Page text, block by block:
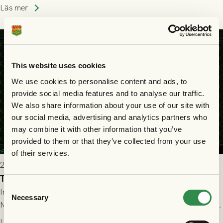
This website uses cookies
We use cookies to personalise content and ads, to
provide social media features and to analyse our traffic.
We also share information about your use of our site with
our social media, advertising and analytics partners who
may combine it with other information that you’ve
provided to them or that they’ve collected from your use
of their services.
Selection
Necessary
halvtidsvilan sjönk tempot när Nordsjälland tilläts ha mer av
seger! Matchfoto: Mikael Josefsson & Lasse Ekström
Läs mer
2026-07-22 19:00
Truppen till GAIS - FC Nordsjælland 23/7
Imorgon torsdag spelar GAIS herrar hemma mot FC
Nordsjælland på Gamla Ullevi med avspark kl 19.00! Fredrik
Holmberg och ledarstaben har tagit ut följande trupp till